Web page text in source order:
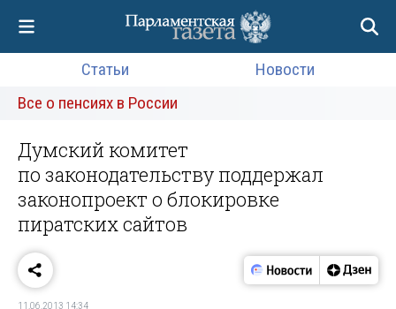
Статьи
Новости
Все о пенсиях в России
Думский комитет
по законодательству поддержал
законопроект о блокировке
пиратских сайтов
11.06.2013 14:34